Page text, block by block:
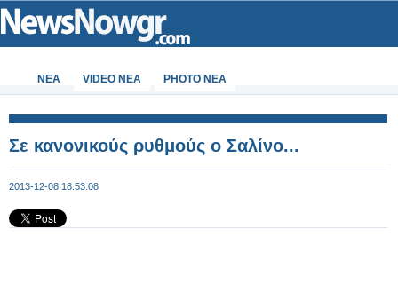
ΝΕΑ VIDEO NEA PHOTO NEA
Σε κανονικούς ρυθμούς ο Σαλίνο...
2013-12-08 18:53:08